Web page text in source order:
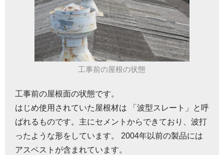
工事前の屋根の状態
工事前の屋根面の状態です。
はじめ使用されていた屋根材は 「波型スレート」と呼
ばれるものです。主にセメントからできており、波打
ったような形をしています。 2004年以前の製品には
アスベストが含まれています。